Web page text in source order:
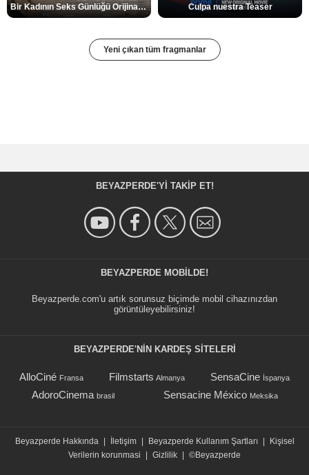
Bir Kadının Seks Günlüğü Orijinal Fragman Culpa nuestra Teaser
Yeni çıkan tüm fragmanlar
BEYAZPERDE'YI TAKIP ET!
BEYAZPERDE MOBILDE!
Beyazperde.com'u artık sorunsuz biçimde mobil cihazınızdan
görüntüleyebilirsiniz!
BEYAZPERDE'NIN KARDEŞ SİTELERİ
AlloCiné Fransa Filmstarts Almanya SensaCine İspanya
AdoroCinema brasil Sensacine México Meksika
Beyazperde Hakkında | İletişim | Beyazperde Kullanım Şartları |
Kişisel
Verilerin korunmasi
| Gizlilik | ©Beyazperde